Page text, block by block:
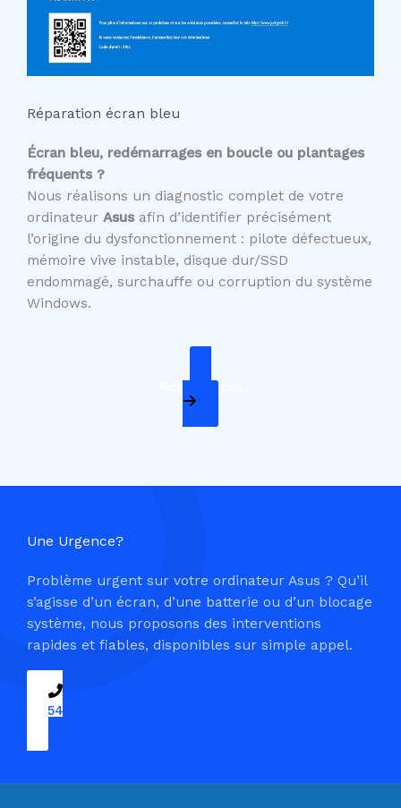
Réparation écran bleu
Écran bleu, redémarrages en boucle ou plantages
fréquents ?
Nous réalisons un diagnostic complet de votre
ordinateur Asusafin d’identifier précisément
l’origine du dysfonctionnement : pilote défectueux,
mémoire vive instable, disque dur/SSD
endommagé, surchauffe ou corruption du système
Windows.
Nos Services
Une Urgence?
Problème urgent sur votre ordinateur Asus ? Qu’il
s’agisse d’un écran, d’une batterie ou d’un blocage
système, nous proposons des interventions
rapides et fiables, disponibles sur simple appel.
09 54 37 04 03